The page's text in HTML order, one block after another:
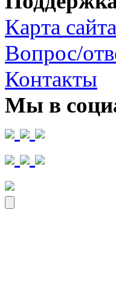
Карта сайта
Вопрос/
Контакты
Мы в